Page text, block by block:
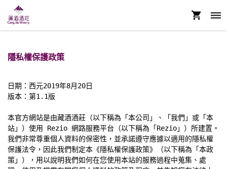
隱私權保護政策
日期：西元2019年8月20日
版本：第1.1版
本官方網站是由藏酒酒莊（以下稱為「本公司」、「我們」或「本
站」）使用 Rezio 網路服務平台（以下稱為「Rezio」）所建置。
我們非常尊重個人資料的保密性，並承諾遵守應據以適用的隱私權
保護法令，因此我們制定本《隱私權保護政策》（以下稱為「本政
策」），用以說明我們如何在您使用本站的服務過程中蒐集、處